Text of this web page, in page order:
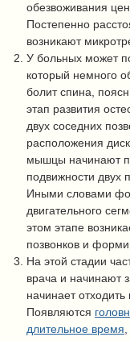
обезвоживания
Постепенно
возникают
У больных может
который немного
болит спина,
этап развития
двух соседних
расположения
мышцы начинают
подвижности двух
Иными словами
двигательного
этом этапе
позвонков и
На этой стадии
врача и начинают
начинает отходить
Появляются
длительное время